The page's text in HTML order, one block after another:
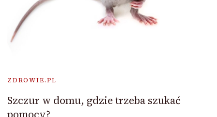
ZDROWIE.PL
Szczur w domu, gdzie trzeba szukać